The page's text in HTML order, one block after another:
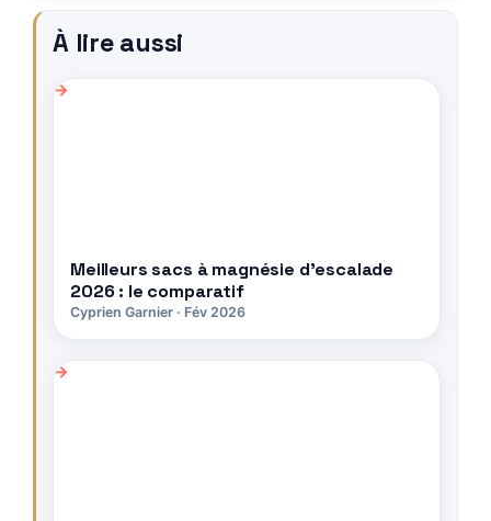
À lire aussi
Meilleurs sacs à magnésie d’escalade
2026 : le comparatif
Cyprien Garnier · Fév 2026